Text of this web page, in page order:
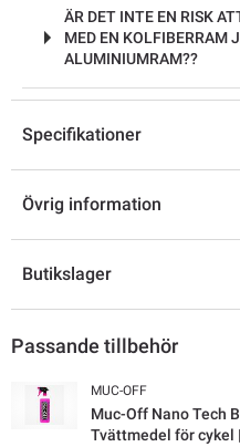
ÄR DET INTE EN RISK
MED EN KOLFIBERRAM
ALUMINIUMRAM??
Specifikationer
Övrig information
Butikslager
Passande tillbehör
MUC-OFF
Muc-Off Nano Tech
Tvättmedel för cykel